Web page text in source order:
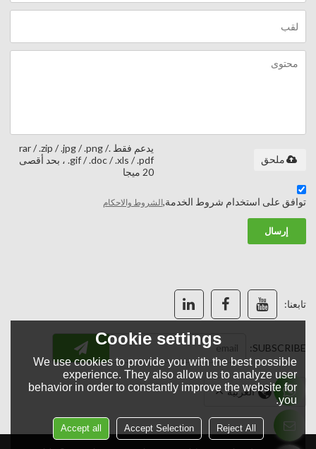
يدعم فقط .rar / .zip / .jpg / .png /
.gif / .doc / .xls / .pdf ، بحد أقصى
20 ميجا
ملحق
توافق على استخدام شروط الخدمة,الشروط والاحكام
إرسال
تابعنا:
SUBSCRIBE:
لغة: العربية
Cookie settings
We use cookies to provide you with the best possible
experience. They also allow us to analyze user
behavior in order to constantly improve the website for
you.
Reject All
Accept Selection
Accept all